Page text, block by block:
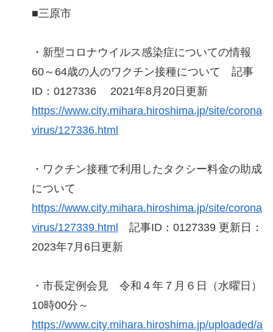
■三原市
・新型コロナウイルス感染症についての情報
60～64歳の人のワクチン接種について 記事
ID：0127336 2021年8月20日更新
https://www.city.mihara.hiroshima.jp/site/corona
virus/127336.html
・ワクチン接種で利用したタクシー料金の助成
について
https://www.city.mihara.hiroshima.jp/site/corona
virus/127339.html
記事ID：0127339 更新日：
2023年7月6日更新
・市長定例会見 令和４年７月６日（水曜日）
10時00分～
https://www.city.mihara.hiroshima.jp/uploaded/a